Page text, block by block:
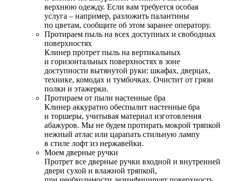
верхнюю одежду. Если вам требуется особая
услуга – например, разложить палантины
по цветам, сообщите об этом заранее оператору.
Протираем пыль на всех доступных и свободных
поверхностях
Клинер протрет пыль на вертикальных
и горизонтальных поверхностях в зоне
доступности вытянутой руки: шкафах, дверцах,
технике, комодах и тумбочках. Очистит от грязи
полки и этажерки.
Протираем от пыли настенные бра
Клинер аккуратно обеспылит настенные бра
и торшеры, учитывая материал изготовления
абажуров. Мы не будем протирать мокрой тряпкой
нежный атлас или царапать стильную лампу
в стиле лофт из нержавейки.
Моем дверные ручки
Протрет все дверные ручки входной и внутренней
двери сухой и влажной тряпкой,